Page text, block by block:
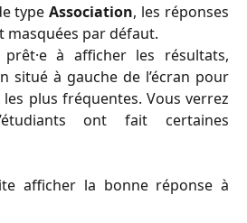
typeAssociation, les réponses
masquées par défaut.
à afficher les résultats,
situé à gauche de l’écran pour
plus fréquentes. Vous verrez
ont fait certaines
afficher la bonne réponse à